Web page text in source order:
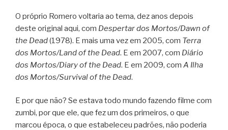
O próprio Romero voltaria ao tema, dez anos depois
deste original aqui, com Despertar dos Mortos/Dawn of
the Dead(1978). E mais uma vez em 2005, com Terra
dos Mortos/Land of the Dead. E em 2007, com Diário
dos Mortos/Diary of the Dead. E em 2009, com A Ilha
dos Mortos/Survival of the Dead.
E por que não? Se estava todo mundo fazendo filme com
zumbi, por que ele, que fez um dos primeiros, o que
marcou época, o que estabeleceu padrões, não poderia